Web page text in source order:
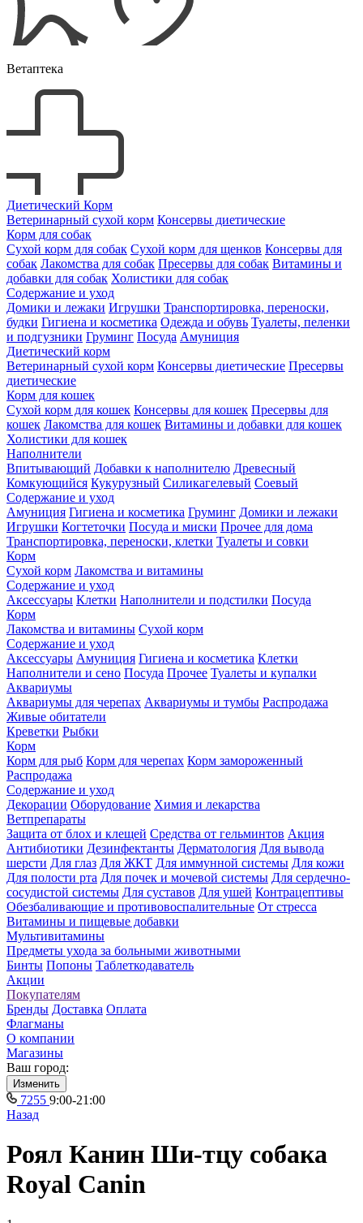
Ветаптека
Диетический Корм
Ветеринарный сухой корм Консервы диетические
Корм для собак
Сухой корм для собак Сухой корм для щенков Консервы для
собак Лакомства для собак Пресервы для собак Витамины и
добавки для собак Холистики для собак
Содержание и уход
Домики и лежаки Игрушки Транспортировка, переноски,
будки Гигиена и косметика Одежда и обувь Туалеты, пеленки
и подгузники Груминг Посуда Амуниция
Диетический корм
Ветеринарный сухой корм Консервы диетические Пресервы
диетические
Корм для кошек
Сухой корм для кошек Консервы для кошек Пресервы для
кошек Лакомства для кошек Витамины и добавки для кошек
Холистики для кошек
Наполнители
Впитывающий Добавки к наполнителю Древесный
Комкующийся Кукурузный Силикагелевый Соевый
Содержание и уход
Амуниция Гигиена и косметика Груминг Домики и лежаки
Игрушки Когтеточки Посуда и миски Прочее для дома
Транспортировка, переноски, клетки Туалеты и совки
Корм
Сухой корм Лакомства и витамины
Содержание и уход
Аксессуары Клетки Наполнители и подстилки Посуда
Корм
Лакомства и витамины Сухой корм
Содержание и уход
Аксессуары Амуниция Гигиена и косметика Клетки
Наполнители и сено Посуда Прочее Туалеты и купалки
Аквариумы
Аквариумы для черепах Аквариумы и тумбы Распродажа
Живые обитатели
Креветки Рыбки
Корм
Корм для рыб Корм для черепах Корм замороженный
Распродажа
Содержание и уход
Декорации Оборудование Химия и лекарства
Ветпрепараты
Защита от блох и клещей Средства от гельминтов Акция
Антибиотики Дезинфектанты Дерматология Для вывода
шерсти Для глаз Для ЖКТ Для иммунной системы Для кожи
Для полости рта Для почек и мочевой системы Для сердечно-
сосудистой системы Для суставов Для ушей Контрацептивы
Обезбаливающие и противовоспалительные От стресса
Витамины и пищевые добавки
Мультивитамины
Предметы ухода за больными животными
Бинты Попоны Таблеткодаватель
Акции
Покупателям
Бренды Доставка Оплата
Флагманы
О компании
Магазины
Ваш город:
Изменить
7255 9:00-21:00
Назад
Роял Канин Ши-тцу собака
Royal Canin